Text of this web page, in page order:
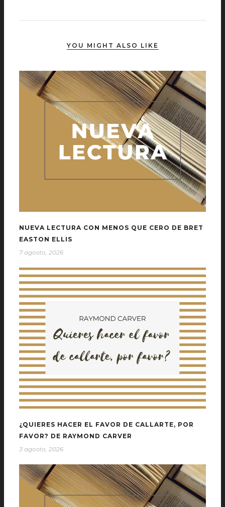
YOU MIGHT ALSO LIKE
NUEVA LECTURA CON MENOS QUE CERO DE BRET
EASTON ELLIS
7 agosto, 2026
¿QUIERES HACER EL FAVOR DE CALLARTE, POR
FAVOR? DE RAYMOND CARVER
3 agosto, 2026